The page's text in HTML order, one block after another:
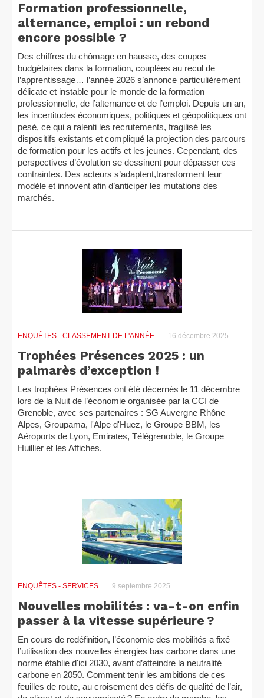
Formation professionnelle,
alternance, emploi : un rebond
encore possible ?
Des chiffres du chômage en hausse, des coupes
budgétaires dans la formation, couplées au recul de
l’apprentissage… l’année 2026 s’annonce particulièrement
délicate et instable pour le monde de la formation
professionnelle, de l’alternance et de l’emploi. Depuis un an,
les incertitudes économiques, politiques et géopolitiques ont
pesé, ce qui a ralenti les recrutements, fragilisé les
dispositifs existants et compliqué la projection des parcours
de formation pour les actifs et les jeunes. Cependant, des
perspectives d’évolution se dessinent pour dépasser ces
contraintes. Des acteurs s’adaptent,transforment leur
modèle et innovent afin d’anticiper les mutations des
marchés.
ENQUÊTES - CLASSEMENT DE L'ANNÉE 16 décembre 2025
Trophées Présences 2025 : un
palmarès d’exception !
Les trophées Présences ont été décernés le 11 décembre
lors de la Nuit de l’économie organisée par la CCI de
Grenoble, avec ses partenaires : SG Auvergne Rhône
Alpes, Groupama, l'Alpe d'Huez, le Groupe BBM, les
Aéroports de Lyon, Emirates, Télégrenoble, le Groupe
Huillier et les Affiches.
ENQUÊTES - SERVICES 9 septembre 2025
Nouvelles mobilités : va-t-on enfin
passer à la vitesse supérieure ?
En cours de redéfinition, l’économie des mobilités a fixé
l’utilisation des nouvelles énergies bas carbone dans une
norme établie d'ici 2030, avant d’atteindre la neutralité
carbone en 2050. Comment tenir les ambitions de ces
feuilles de route, au croisement des défis de qualité de l’air,